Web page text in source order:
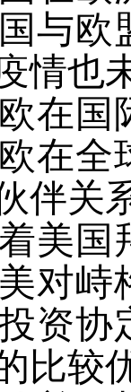
与欧
情也
国际
在全
伴关
国拜
对峙
资协
比较